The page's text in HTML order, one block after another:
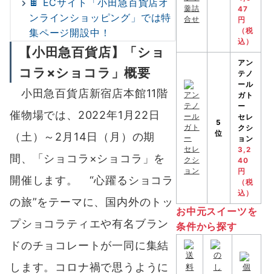
ンラインショッピング」では特
集ページ開設中！
【小田急百貨店】「ショ
コラ×ショコラ」概要
小田急百貨店新宿店本館11階
催物場では、2022年1月22日
（土）～2月14日（月）の期
間、「ショコラ×ショコラ」を
開催します。 “心躍るショコラ
の旅”をテーマに、国内外のトッ
プショコラティエや有名ブラン
ドのチョコレートが一同に集結
します。コロナ禍で思うように
47
円
（税
込）
5
位
アン
テノ
ール
ガト
ー
セレ
クシ
ョン
3,2
40
円
（税
込）
お中元スイーツを
条件から探す